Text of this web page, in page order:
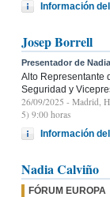
Información
Josep Borrell
Presentador de
Alto Representante
Seguridad y
26/09/2025 - Madrid,
5) 9:00 horas
Información
Nadia Calviño
FÓRUM EUROPA